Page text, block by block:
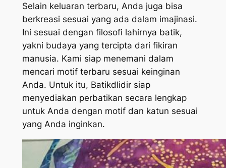
Selain keluaran terbaru, Anda juga bisa
berkreasi sesuai yang ada dalam imajinasi.
Ini sesuai dengan filosofi lahirnya batik,
yakni budaya yang tercipta dari fikiran
manusia. Kami siap menemani dalam
mencari motif terbaru sesuai keinginan
Anda. Untuk itu, Batikdlidir siap
menyediakan perbatikan secara lengkap
untuk Anda dengan motif dan katun sesuai
yang Anda inginkan.